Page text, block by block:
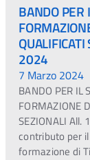
BANDO PER
2024
7 Marzo 2024
BANDO PER IL
FORMAZIONE
SEZIONALI
contributo per
formazione di